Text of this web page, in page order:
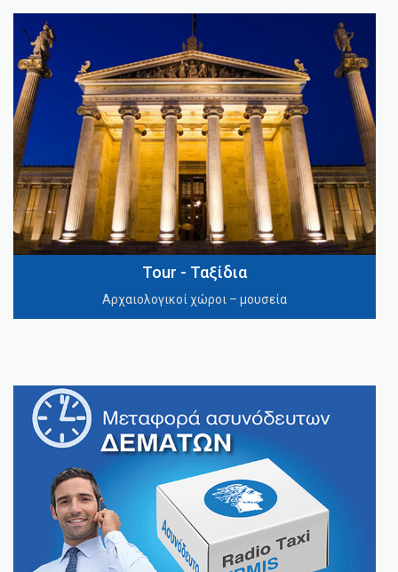
Tour - Ταξίδια
Αρχαιολογικοί χώροι – μουσεία